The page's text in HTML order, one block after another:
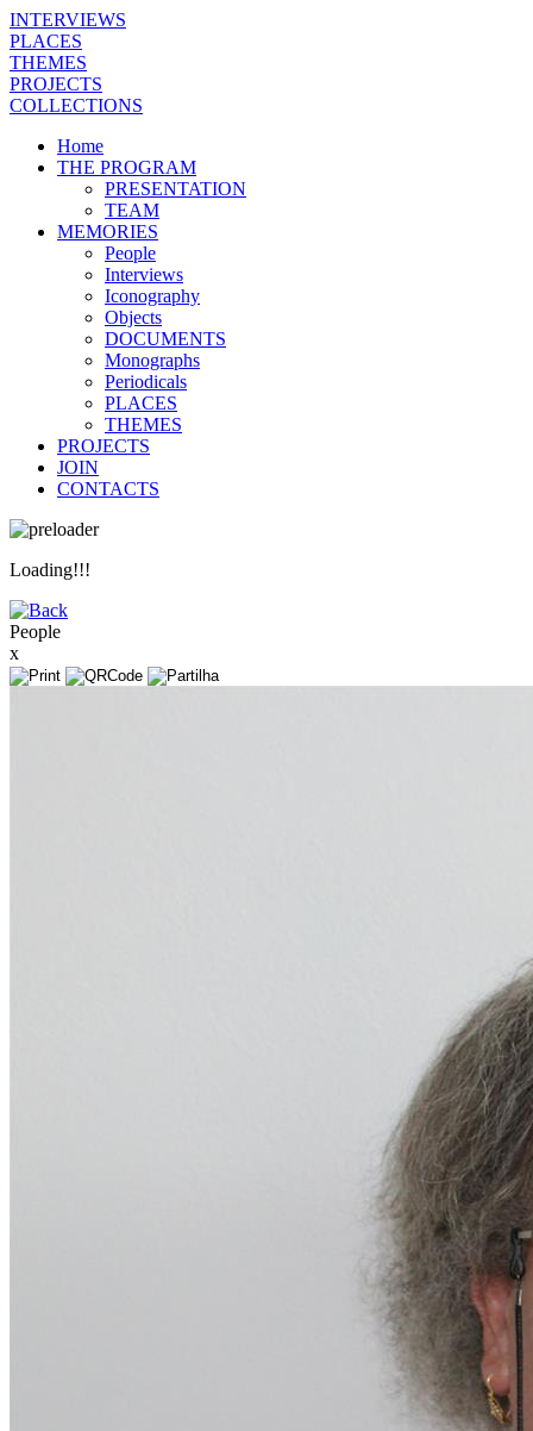
INTERVIEWS
PLACES
THEMES
PROJECTS
COLLECTIONS
Home
THE PROGRAM
PRESENTATION
TEAM
MEMORIES
People
Interviews
Iconography
Objects
DOCUMENTS
Monographs
Periodicals
PLACES
THEMES
PROJECTS
JOIN
CONTACTS
Loading!!!
People
x